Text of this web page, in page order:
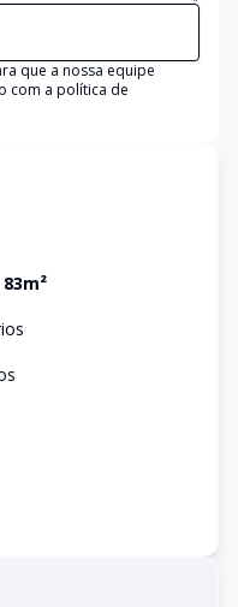
que a nossa equipe
com a política de
83m²
s
s